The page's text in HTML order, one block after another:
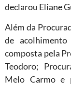
declarou Eliane
Além da
de
composta pela
Teodoro;
Melo Carmo e